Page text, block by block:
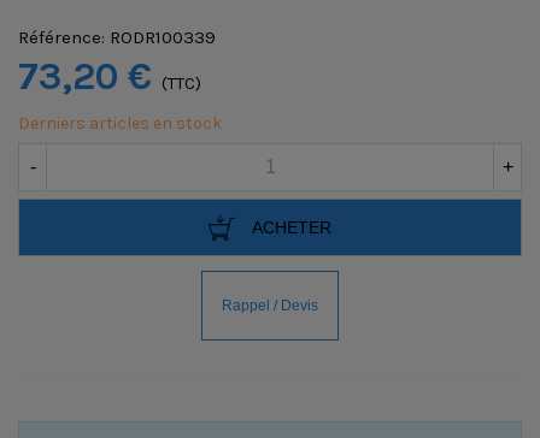
Référence: RODR100339
73,20 € (TTC)
Derniers articles en stock
- +
ACHETER